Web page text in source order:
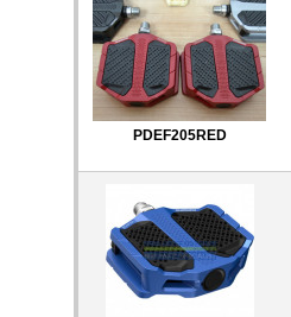
PDEF205RED